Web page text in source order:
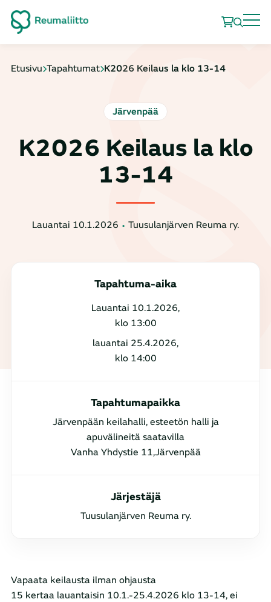
Etusivu Tapahtumat K2026 Keilaus la klo 13-14
Järvenpää
K2026 Keilaus la klo
13-14
Lauantai 10.1.2026 Tuusulanjärven Reuma ry.
Tapahtuma-aika
Lauantai 10.1.2026,
klo 13:00
lauantai 25.4.2026,
klo 14:00
Tapahtumapaikka
Järvenpään keilahalli, esteetön halli ja
apuvälineitä saatavilla
Vanha Yhdystie 11,Järvenpää
Järjestäjä
Tuusulanjärven Reuma ry.
Vapaata keilausta ilman ohjausta
15 kertaa lauantaisin 10.1.-25.4.2026 klo 13-14, ei